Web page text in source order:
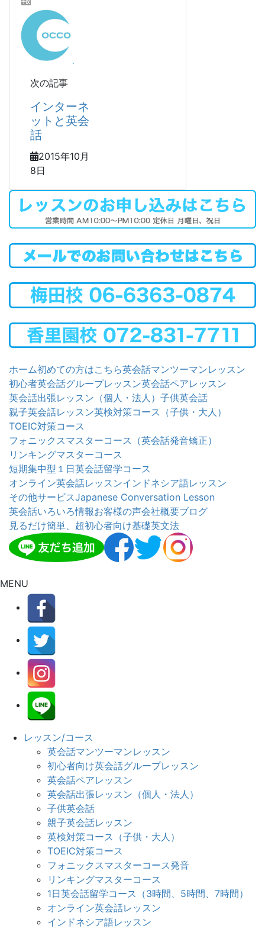
次の記事
インターネ
ットと英会
話
2015年10月
8日
ホーム初めての方はこちら英会話マンツーマンレッスン
初心者英会話グループレッスン英会話ペアレッスン
英会話出張レッスン（個人・法人） 子供英会話
親子英会話レッスン英検対策コース（子供・大人）
TOEIC対策コース
フォニックスマスターコース（英会話発音矯正）
リンキングマスターコース
短期集中型１日英会話留学コース
オンライン英会話レッスンインドネシア語レッスン
その他サービスJapanese Conversation Lesson
英会話いろいろ情報お客様の声会社概要ブログ
見るだけ簡単、超初心者向け基礎英文法
MENU
レッスン/コース
英会話マンツーマンレッスン
初心者向け英会話グループレッスン
英会話ペアレッスン
英会話出張レッスン（個人・法人）
子供英会話
親子英会話レッスン
英検対策コース（子供・大人）
TOEIC対策コース
フォニックスマスターコース発音
リンキングマスターコース
1日英会話留学コース（3時間、5時間、7時間）
オンライン英会話レッスン
インドネシア語レッスン